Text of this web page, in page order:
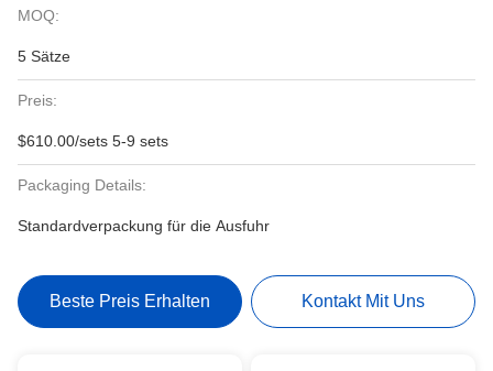
MOQ:
5 Sätze
Preis:
$610.00/sets 5-9 sets
Packaging Details:
Standardverpackung für die Ausfuhr
Beste Preis Erhalten Kontakt Mit Uns